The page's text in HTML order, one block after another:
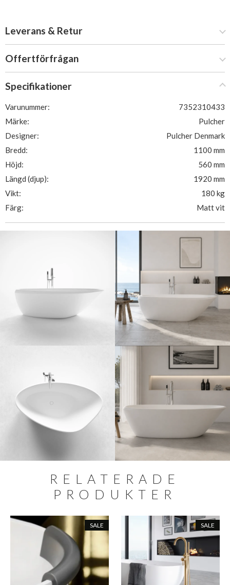
Leverans & Retur
Offertförfrågan
Specifikationer
Varunummer:
7352310433
Märke:
Pulcher
Designer:
Pulcher Denmark
Bredd:
1100 mm
Höjd:
560 mm
Längd (djup):
1920 mm
Vikt:
180 kg
Färg:
Matt vit
RELATERADE
PRODUKTER
SALE SALE